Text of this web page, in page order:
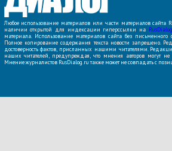
Любое использование материалов или части материалов сайта
наличии открытой для индексации гиперссылки на
материала. Использование материалов сайта без
Полное копирование содержания текста новости запрещено.
достоверность фактов, присланных нашими читателями.
наших читателей, предупреждая, что мнения авторов могут
Мнение журналистов RusDialog.ru также может не совпадать с